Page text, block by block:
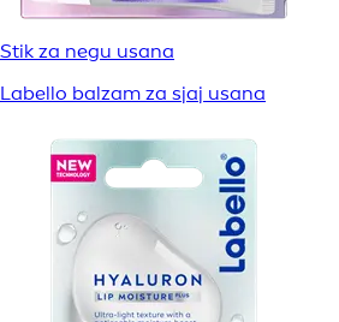
Stik za negu usana
Labello balzam za sjaj usana